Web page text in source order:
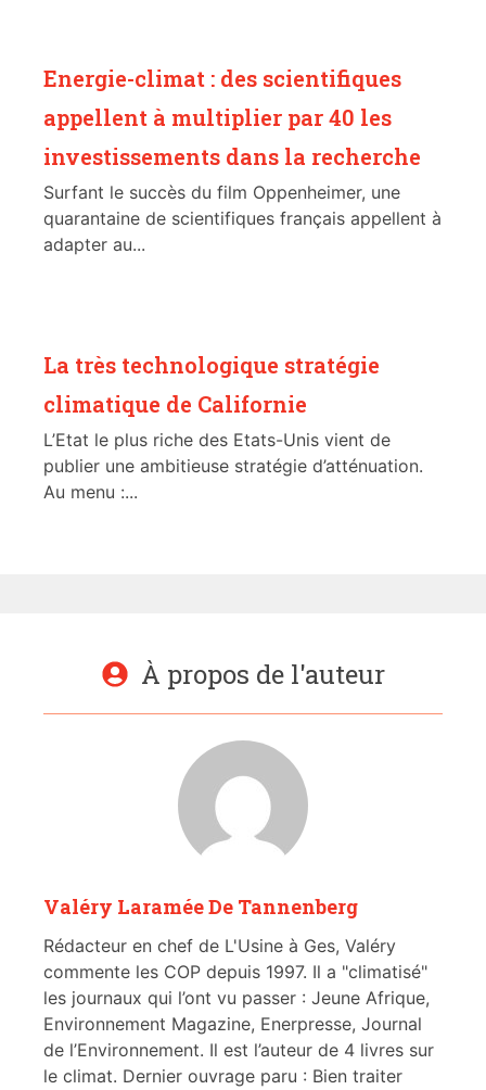
Energie-climat : des scientifiques
appellent à multiplier par 40 les
investissements dans la recherche
Surfant le succès du film Oppenheimer, une
quarantaine de scientifiques français appellent à
adapter au...
La très technologique stratégie
climatique de Californie
L’Etat le plus riche des Etats-Unis vient de
publier une ambitieuse stratégie d’atténuation.
Au menu :...
À propos de l'auteur
Valéry Laramée De Tannenberg
Rédacteur en chef de L'Usine à Ges, Valéry
commente les COP depuis 1997. Il a "climatisé"
les journaux qui l’ont vu passer : Jeune Afrique,
Environnement Magazine, Enerpresse, Journal
de l’Environnement. Il est l’auteur de 4 livres sur
le climat. Dernier ouvrage paru : Bien traiter